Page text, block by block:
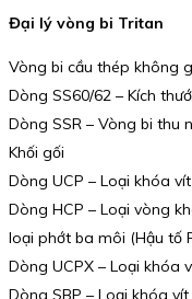
Đại lý vòng bi Tritan
Vòng bi cầu thép không
Dòng SS60/62 – Kích
Dòng SSR – Vòng bi thu
Khối gối
Dòng UCP – Loại khóa
Dòng HCP – Loại vòng
loại phớt ba môi (Hậu tố
Dòng UCPX – Loại khóa
Dòng SBP – Loại khóa